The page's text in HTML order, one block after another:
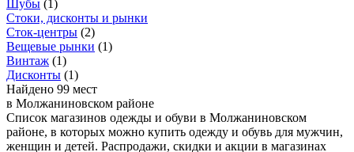
Шубы (1)
Стоки, дисконты и рынки
Сток-центры (2)
Вещевые рынки (1)
Винтаж (1)
Дисконты (1)
Найдено 99 мест
в Молжаниновском районе
Список магазинов одежды и обуви в Молжаниновском
районе, в которых можно купить одежду и обувь для мужчин,
женщин и детей. Распродажи, скидки и акции в магазинах